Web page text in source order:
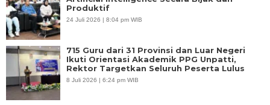
Produktif
24 Juli 2026 | 8:04 pm WIB
715 Guru dari 31 Provinsi dan Luar Negeri
Ikuti Orientasi Akademik PPG Unpatti,
Rektor Targetkan Seluruh Peserta Lulus
8 Juli 2026 | 6:24 pm WIB